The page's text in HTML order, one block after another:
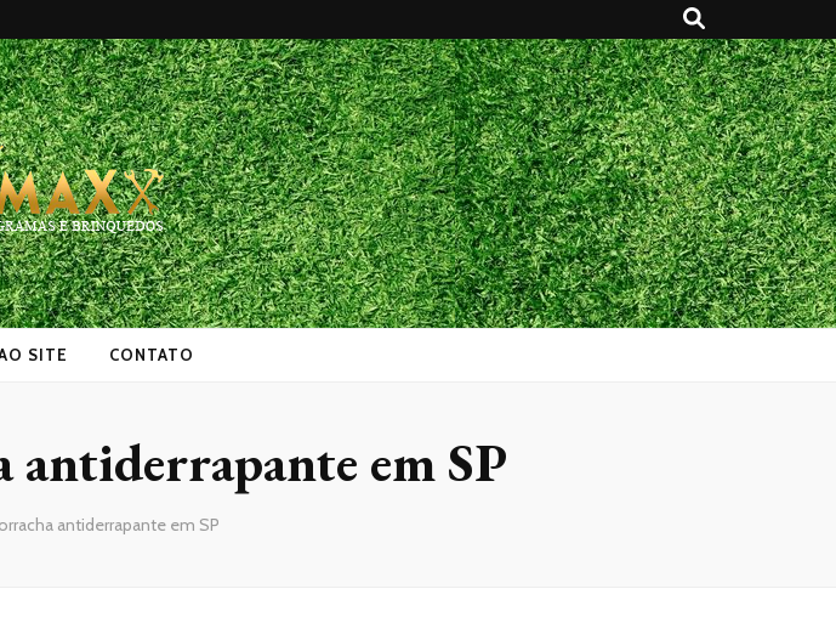
SITE CONTATO
antiderrapante em SP
antiderrapante em SP